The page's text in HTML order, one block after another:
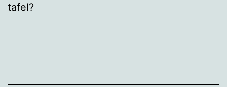
tafel?